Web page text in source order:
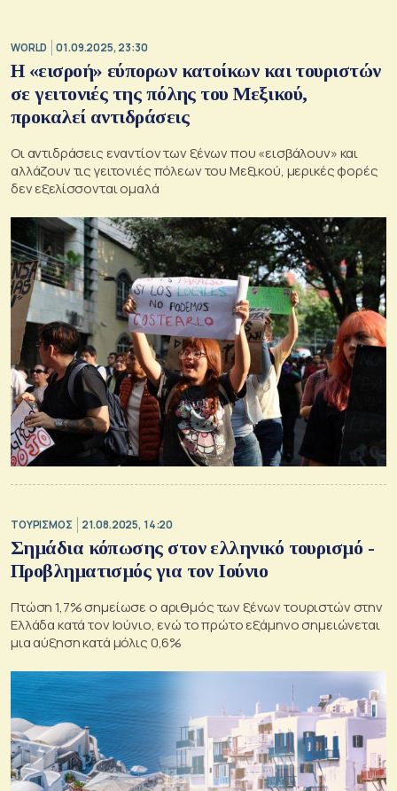
WORLD 01.09.2025, 23:30
Η «εισροή» εύπορων κατοίκων και τουριστών
σε γειτονιές της πόλης του Μεξικού,
προκαλεί αντιδράσεις
Οι αντιδράσεις εναντίον των ξένων που «εισβάλουν» και
αλλάζουν τις γειτονιές πόλεων του Μεξικού, μερικές φορές
δεν εξελίσσονται ομαλά
ΤΟΥΡΙΣΜΟΣ 21.08.2025, 14:20
Σημάδια κόπωσης στον ελληνικό τουρισμό -
Προβληματισμός για τον Ιούνιο
Πτώση 1,7% σημείωσε ο αριθμός των ξένων τουριστών στην
Ελλάδα κατά τον Ιούνιο, ενώ το πρώτο εξάμηνο σημειώνεται
μια αύξηση κατά μόλις 0,6%